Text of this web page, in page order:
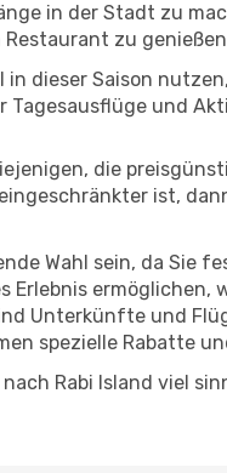
in der Stadt zu
zu
in dieser Saison
und
die
ist,
Wahl sein, da
Erlebnis
Unterkünfte und
spezielle Rabatte
Rabi Island viel